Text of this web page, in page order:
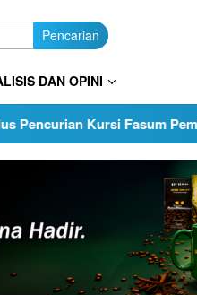
Pencarian
DAN OPINI
Kursi Fasum Pemkot